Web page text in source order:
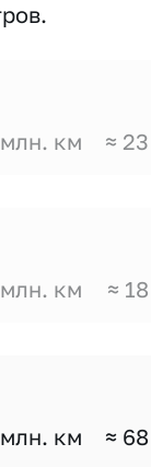
км ≈
км ≈
км ≈